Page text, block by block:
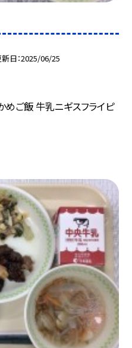
日 2025/06/25
飯 牛乳ニギスフライピ